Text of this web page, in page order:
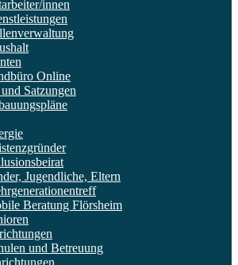
innen
Online
Satzungen
Jugendliche, Eltern
Beratung Flörsheim
und Betreuung